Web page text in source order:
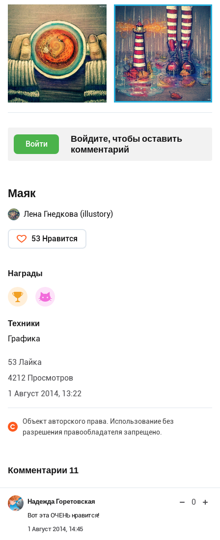
Войти
Войдите, чтобы оставить
комментарий
Маяк
Лена Гнедкова (illustory)
53 Нравится
Награды
Техники
Графика
53 Лайка
4212 Просмотров
1 Август 2014, 13:22
Объект авторского права. Использование без
разрешения правообладателя запрещено.
Комментарии 11
Надежда Горетовская 0
Вот эта ОЧЕНЬ нравится!
1 Август 2014, 14:45